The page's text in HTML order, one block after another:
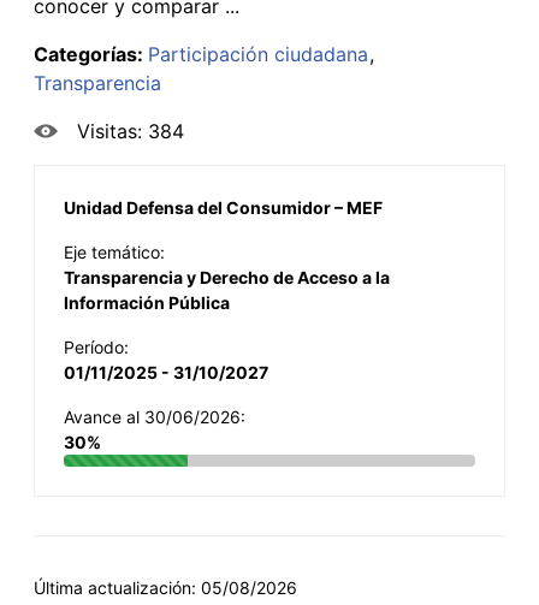
conocer y comparar ...
Categorías: Participación ciudadana
Transparencia
Visitas: 384
Unidad Defensa del Consumidor – MEF
Eje temático:
Transparencia y Derecho de Acceso a la
Información Pública
Período:
01/11/2025 - 31/10/2027
Avance al 30/06/2026:
30%
Última actualización: 05/08/2026